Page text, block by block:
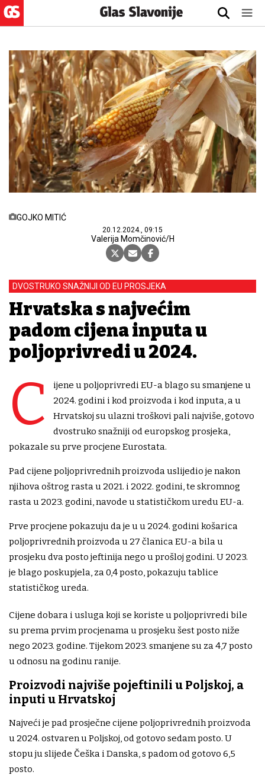
GOJKO MITIĆ
20.12.2024., 09:15
Valerija Momčinović/H
DVOSTRUKO SNAŽNIJI OD EU PROSJEKA
Hrvatska s najvećim
padom cijena inputa u
poljoprivredi u 2024.
C
ijene u poljoprivredi EU-a blago su smanjene u
2024. godini i kod proizvoda i kod inputa, a u
Hrvatskoj su ulazni troškovi pali najviše, gotovo
dvostruko snažniji od europskog prosjeka,
pokazale su prve procjene Eurostata.
Pad cijene poljoprivrednih proizvoda uslijedio je nakon
njihova oštrog rasta u 2021. i 2022. godini, te skromnog
rasta u 2023. godini, navode u statističkom uredu EU-a.
Prve procjene pokazuju da je u u 2024. godini košarica
poljoprivrednih proizvoda u 27 članica EU-a bila u
prosjeku dva posto jeftinija nego u prošloj godini. U 2023.
je blago poskupjela, za 0,4 posto, pokazuju tablice
statističkog ureda.
Cijene dobara i usluga koji se koriste u poljoprivredi bile
su prema prvim procjenama u prosjeku šest posto niže
nego 2023. godine. Tijekom 2023. smanjene su za 4,7 posto
u odnosu na godinu ranije.
Proizvodi najviše pojeftinili u Poljskoj, a
inputi u Hrvatskoj
Najveći je pad prosječne cijene poljoprivrednih proizvoda
u 2024. ostvaren u Poljskoj, od gotovo sedam posto. U
stopu ju slijede Češka i Danska, s padom od gotovo 6,5
posto.